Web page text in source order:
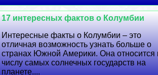
17 интересных фактов о Колумбии
Интересные факты о Колумбии – это
отличная возможность узнать больше о
странах Южной Америки. Она относится
числу самых солнечных государств на
планете....